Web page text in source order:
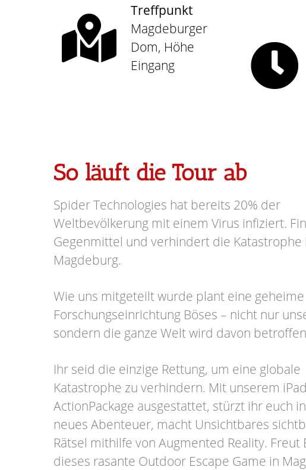
Treffpunkt
Magdeburger
Dom, Höhe
Eingang
So läuft die Tour ab
Spider Technologies hat bereits 20% der
Weltbevölkerung mit einem Virus infiziert.
Gegenmittel und verhindert die Katastrophe
Magdeburg.
Wie uns mitgeteilt wurde plant eine geheime
Forschungseinrichtung Böses – nicht nur
sondern die ganze Welt wird davon
Ihr seid die einzige Rettung, um eine globale
Katastrophe zu verhindern. Mit unserem
ActionPackage ausgestattet, stürzt ihr euch
neues Abenteuer, macht Unsichtbares
Rätsel mithilfe von Augmented Reality. Freut
dieses rasante Outdoor Escape Game in